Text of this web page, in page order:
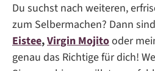
Du suchst nach weiteren,
zum Selbermachen? Dann
Eistee,Virgin Mojitooder
genau das Richtige für dich!